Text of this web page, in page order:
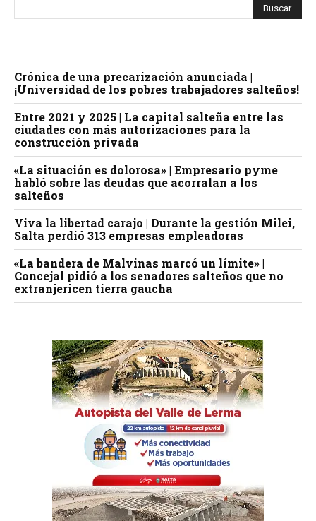
Crónica de una precarización anunciada |
¡Universidad de los pobres trabajadores salteños!
Entre 2021 y 2025 | La capital salteña entre las
ciudades con más autorizaciones para la
construcción privada
«La situación es dolorosa» | Empresario pyme
habló sobre las deudas que acorralan a los
salteños
Viva la libertad carajo | Durante la gestión Milei,
Salta perdió 313 empresas empleadoras
«La bandera de Malvinas marcó un límite» |
Concejal pidió a los senadores salteños que no
extranjericen tierra gaucha